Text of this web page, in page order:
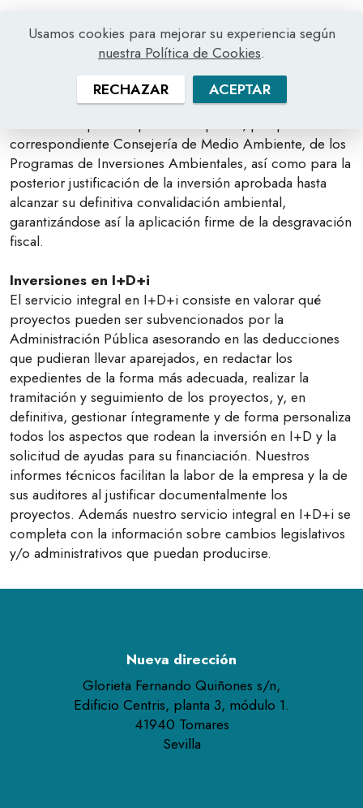
Desgravaciones Fiscales
Inversiones Medioambientales
Los servicios de Asistencia Técnica global incluyen todo
lo necesario para la aprobación previa, por parte de la
correspondiente Consejería de Medio Ambiente, de los
Programas de Inversiones Ambientales, así como para la
posterior justificación de la inversión aprobada hasta
alcanzar su definitiva convalidación ambiental,
garantizándose así la aplicación firme de la desgravación
fiscal.
Inversiones en I+D+i
El servicio integral en I+D+i consiste en valorar qué
proyectos pueden ser subvencionados por la
Administración Pública asesorando en las deducciones
que pudieran llevar aparejados, en redactar los
expedientes de la forma más adecuada, realizar la
tramitación y seguimiento de los proyectos, y, en
definitiva, gestionar íntegramente y de forma personaliza
todos los aspectos que rodean la inversión en I+D y la
solicitud de ayudas para su financiación. Nuestros
informes técnicos facilitan la labor de la empresa y la de
sus auditores al justificar documentalmente los
proyectos. Además nuestro servicio integral en I+D+i se
completa con la información sobre cambios legislativos
y/o administrativos que puedan producirse.
Nueva dirección
Glorieta Fernando Quiñones s/n,
Edificio Centris, planta 3, módulo 1.
41940 Tomares
Sevilla
Usamos cookies para mejorar su experiencia según
nuestra Política de Cookies.
RECHAZAR
ACEPTAR